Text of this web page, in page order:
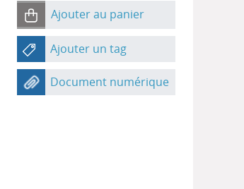
Ajouter au panier
Ajouter un tag
Document numérique